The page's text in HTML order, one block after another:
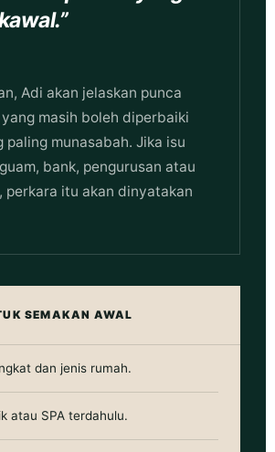
Adi akan jelaskan punca
masih boleh diperbaiki
paling munasabah. Jika isu
bank, pengurusan atau
perkara itu akan dinyatakan
SEMAKAN AWAL
dan jenis rumah.
atau SPA terdahulu.